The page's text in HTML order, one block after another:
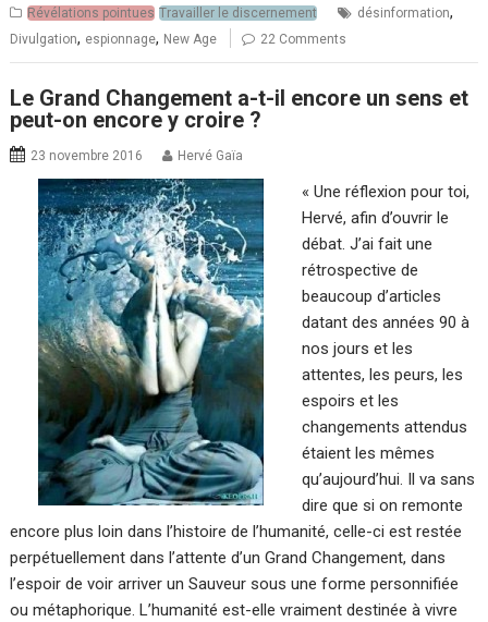
Révélations pointues Travailler le discernement désinformation,
Divulgation, espionnage, New Age 22 Comments
Le Grand Changement a-t-il encore un sens et
peut-on encore y croire ?
23 novembre 2016 Hervé Gaïa
« Une réflexion pour toi,
Hervé, afin d’ouvrir le
débat. J’ai fait une
rétrospective de
beaucoup d’articles
datant des années 90 à
nos jours et les
attentes, les peurs, les
espoirs et les
changements attendus
étaient les mêmes
qu’aujourd’hui. Il va sans
dire que si on remonte
encore plus loin dans l’histoire de l’humanité, celle-ci est restée
perpétuellement dans l’attente d’un Grand Changement, dans
l’espoir de voir arriver un Sauveur sous une forme personnifiée
ou métaphorique. L’humanité est-elle vraiment destinée à vivre